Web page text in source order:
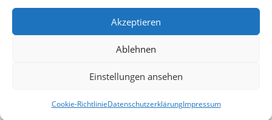
Akzeptieren
Ablehnen
Einstellungen ansehen
Cookie-RichtlinieDatenschutz­erklärungImpressum